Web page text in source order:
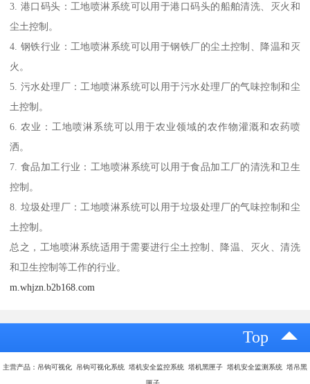
3. 港口码头：工地喷淋系统可以用于港口码头的船舶清洗、灭火和
尘土控制。
4. 钢铁行业：工地喷淋系统可以用于钢铁厂的尘土控制、降温和灭
火。
5. 污水处理厂：工地喷淋系统可以用于污水处理厂的气味控制和尘
土控制。
6. 农业：工地喷淋系统可以用于农业领域的农作物灌溉和农药喷
洒。
7. 食品加工行业：工地喷淋系统可以用于食品加工厂的清洗和卫生
控制。
8. 垃圾处理厂：工地喷淋系统可以用于垃圾处理厂的气味控制和尘
土控制。
总之，工地喷淋系统适用于需要进行尘土控制、降温、灭火、清洗
和卫生控制等工作的行业。
m.whjzn.b2b168.com
Top
主营产品：吊钩可视化 吊钩可视化系统 塔机安全监控系统 塔机黑匣子 塔机安全监测系统 塔吊黑